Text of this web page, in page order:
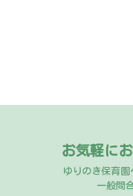
お気軽に
ゆりのき保育
一般問